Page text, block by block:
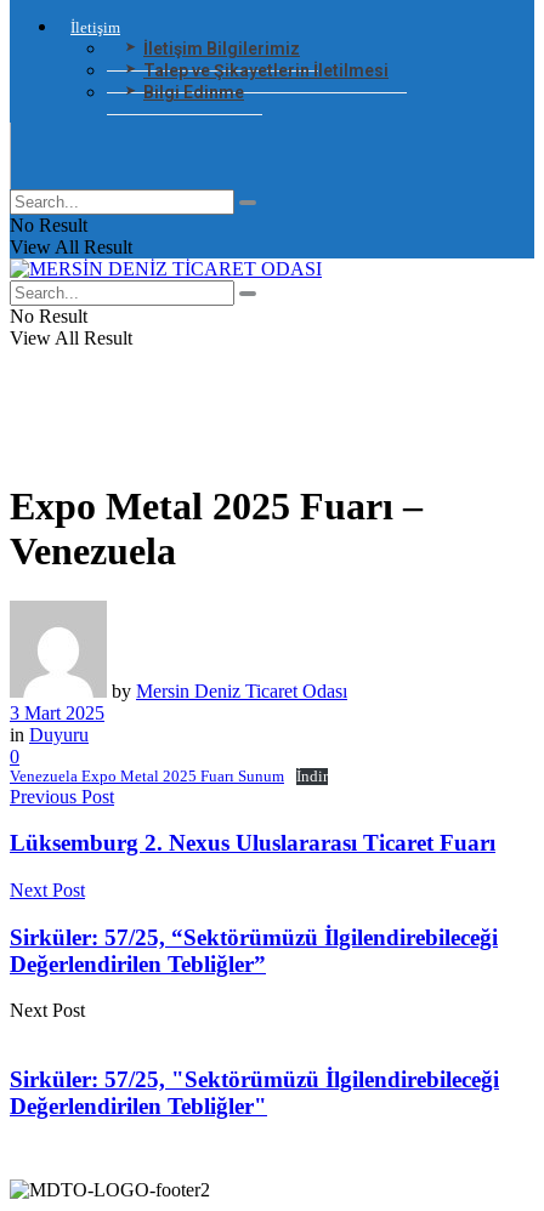
İletişim
İletişim Bilgilerimiz
Talep ve Şikayetlerin İletilmesi
Bilgi Edinme
No Result
View All Result
No Result
View All Result
Expo Metal 2025 Fuarı –
Venezuela
by Mersin Deniz Ticaret Odası
3 Mart 2025
in Duyuru
0
Venezuela Expo Metal 2025 Fuarı Sunum İndir
Previous Post
Lüksemburg 2. Nexus Uluslararası Ticaret Fuarı
Next Post
Sirküler: 57/25, “Sektörümüzü İlgilendirebileceği
Değerlendirilen Tebliğler”
Next Post
Sirküler: 57/25, "Sektörümüzü İlgilendirebileceği
Değerlendirilen Tebliğler"